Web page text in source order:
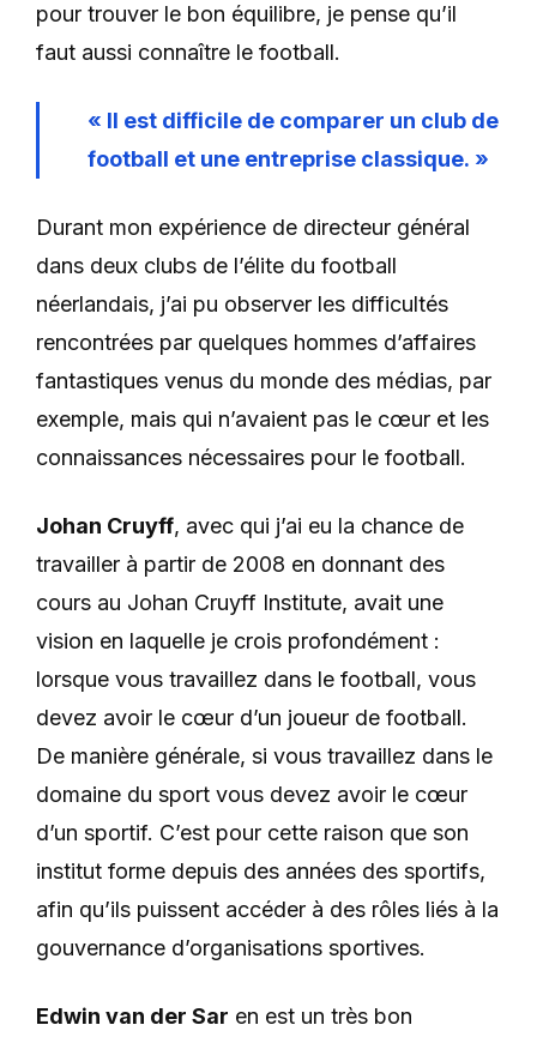
pour trouver le bon équilibre, je pense qu’il
faut aussi connaître le football.
« Il est difficile de comparer un club de
football et une entreprise classique. »
Durant mon expérience de directeur général
dans deux clubs de l’élite du football
néerlandais, j’ai pu observer les difficultés
rencontrées par quelques hommes d’affaires
fantastiques venus du monde des médias, par
exemple, mais qui n’avaient pas le cœur et les
connaissances nécessaires pour le football.
Johan Cruyff, avec qui j’ai eu la chance de
travailler à partir de 2008 en donnant des
cours au Johan Cruyff Institute, avait une
vision en laquelle je crois profondément :
lorsque vous travaillez dans le football, vous
devez avoir le cœur d’un joueur de football.
De manière générale, si vous travaillez dans le
domaine du sport vous devez avoir le cœur
d’un sportif. C’est pour cette raison que son
institut forme depuis des années des sportifs,
afin qu’ils puissent accéder à des rôles liés à la
gouvernance d’organisations sportives.
Edwin van der Sar en est un très bon